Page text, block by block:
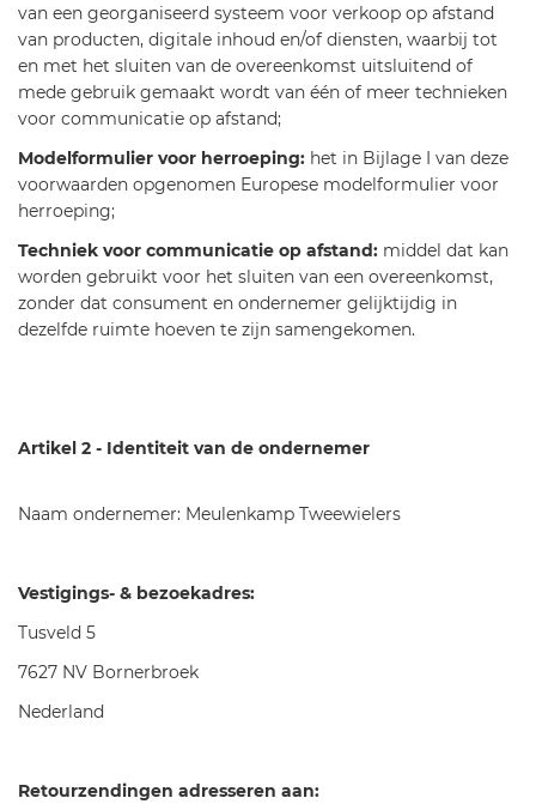
van een georganiseerd systeem voor verkoop op afstand
van producten, digitale inhoud en/of diensten, waarbij tot
en met het sluiten van de overeenkomst uitsluitend of
mede gebruik gemaakt wordt van één of meer technieken
voor communicatie op afstand;
Modelformulier voor herroeping: het in Bijlage I van deze
voorwaarden opgenomen Europese modelformulier voor
herroeping;
Techniek voor communicatie op afstand: middel dat kan
worden gebruikt voor het sluiten van een overeenkomst,
zonder dat consument en ondernemer gelijktijdig in
dezelfde ruimte hoeven te zijn samengekomen.
Artikel 2 - Identiteit van de ondernemer
Naam ondernemer: Meulenkamp Tweewielers
Vestigings- & bezoekadres:
Tusveld 5
7627 NV Bornerbroek
Nederland
Retourzendingen adresseren aan: